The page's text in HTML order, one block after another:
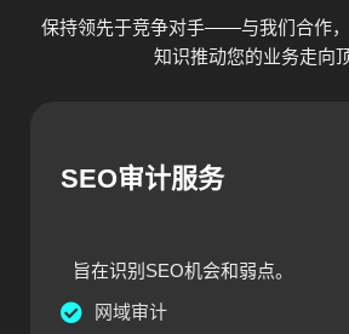
保持领先于竞争对手——与我们合作
知识推动您的业务走向顶
SEO审计服务
旨在识别SEO机会和弱点。
网域审计